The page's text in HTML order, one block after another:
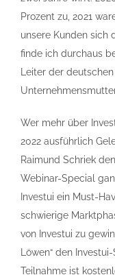
Prozent zu, 2021
unsere Kunden sich
finde ich durchaus
Leiter der
Wer mehr über
2022 ausführlich
Raimund Schriek
Webinar-Special
Investui ein Must-
schwierige
von Investui zu
Löwen“ den
Teilnahme ist